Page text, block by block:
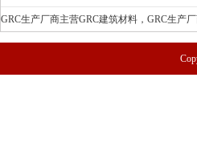
GRC生产厂商主营GRC建筑材料，GRC生产